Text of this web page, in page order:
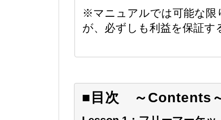
※マニュアルでは可能な限
が、必ずしも利益を保証
■目次 ～Contents